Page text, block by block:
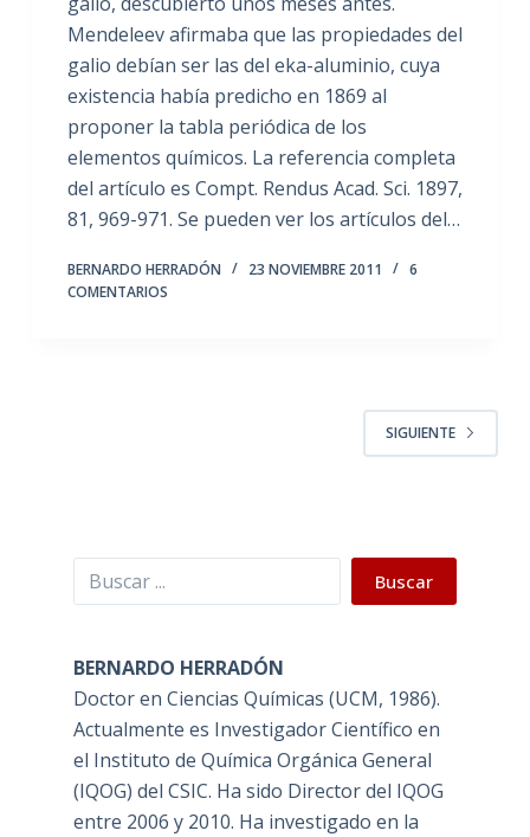
Mendeleev afirmaba que las propiedades del
galio debían ser las del eka-aluminio, cuya
existencia había predicho en 1869 al
proponer la tabla periódica de los
elementos químicos. La referencia completa
del artículo es Compt. Rendus Acad. Sci. 1897,
81, 969-971. Se pueden ver los artículos del…
BERNARDO HERRADÓN 23 NOVIEMBRE 2011
6
COMENTARIOS
SIGUIENTE
Buscar Buscar
BERNARDO HERRADÓN
Doctor en Ciencias Químicas (UCM, 1986).
Actualmente es Investigador Científico en
el Instituto de Química Orgánica General
(IQOG) del CSIC. Ha sido Director del IQOG
entre 2006 y 2010. Ha investigado en la